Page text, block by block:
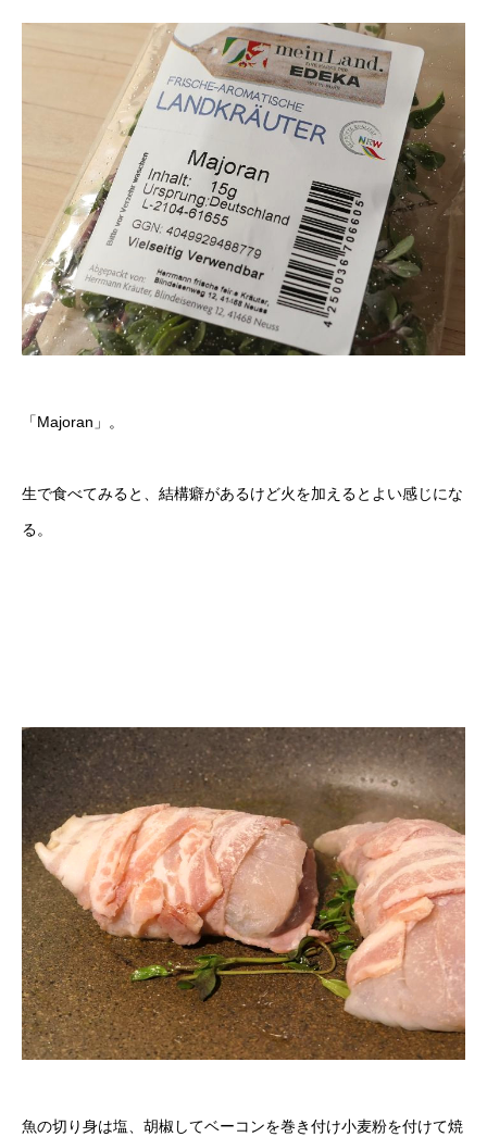
「Majoran」。
生で食べてみると、結構癖があるけど火を加えるとよい感じにな
る。
魚の切り身は塩、胡椒してベーコンを巻き付け小麦粉を付けて焼